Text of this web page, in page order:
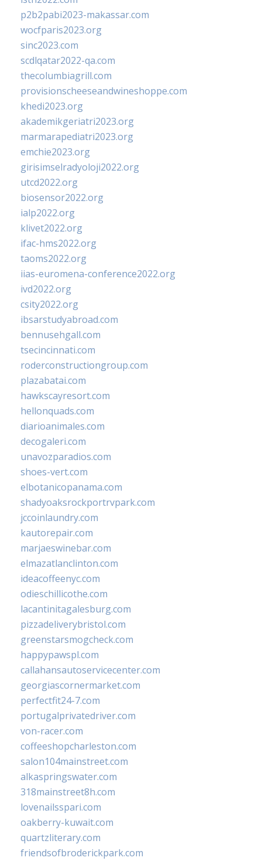
p2b2pabi2023-makassar.com
wocfparis2023.org
sinc2023.com
scdlqatar2022-qa.com
thecolumbiagrill.com
provisionscheeseandwineshoppe.com
khedi2023.org
akademikgeriatri2023.org
marmarapediatri2023.org
emchie2023.org
girisimselradyoloji2022.org
utcd2022.org
biosensor2022.org
ialp2022.org
klivet2022.org
ifac-hms2022.org
taoms2022.org
iias-euromena-conference2022.org
ivd2022.org
csity2022.org
ibsarstudyabroad.com
bennusehgall.com
tsecincinnati.com
roderconstructiongroup.com
plazabatai.com
hawkscayresort.com
hellonquads.com
diarioanimales.com
decogaleri.com
unavozparadios.com
shoes-vert.com
elbotanicopanama.com
shadyoaksrockportrvpark.com
jccoinlaundry.com
kautorepair.com
marjaeswinebar.com
elmazatlanclinton.com
ideacoffeenyc.com
odieschillicothe.com
lacantinitagalesburg.com
pizzadeliverybristol.com
greenstarsmogcheck.com
happypawspl.com
callahansautoservicecenter.com
georgiascornermarket.com
perfectfit24-7.com
portugalprivatedriver.com
von-racer.com
coffeeshopcharleston.com
salon104mainstreet.com
alkaspringswater.com
318mainstreet8h.com
lovenailsspari.com
oakberry-kuwait.com
quartzliterary.com
friendsofbroderickpark.com